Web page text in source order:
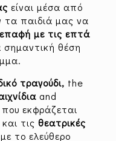
είναι μέσα από
τα παιδιά μας να
επαφή με τις επτά
θέση
τραγούδι, the
and
που εκφράζεται
και τις θεατρικές
με το ελεύθερο